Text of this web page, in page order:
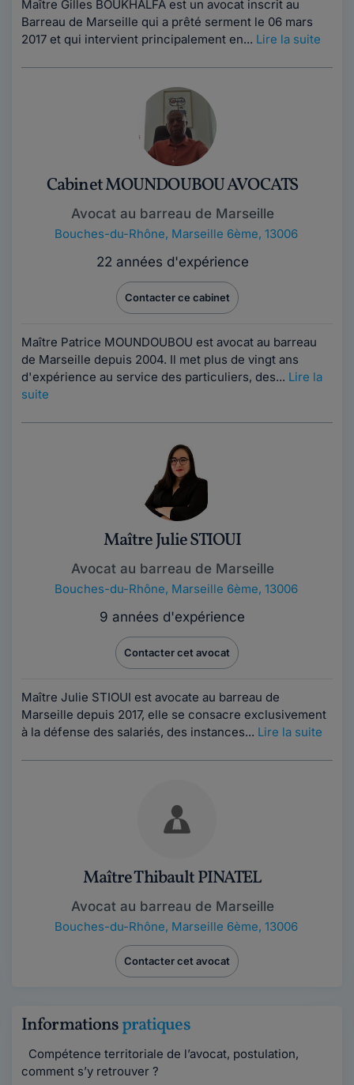
Maître Gilles BOUKHALFA est un avocat inscrit au
Barreau de Marseille qui a prêté serment le 06 mars
2017 et qui intervient principalement en... Lire la suite
Cabinet MOUNDOUBOU AVOCATS
Avocat au barreau de Marseille
Bouches-du-Rhône, Marseille 6ème, 13006
22 années d'expérience
Contacter ce cabinet
Maître Patrice MOUNDOUBOU est avocat au barreau
de Marseille depuis 2004. Il met plus de vingt ans
d'expérience au service des particuliers, des... Lire la
suite
Maître Julie STIOUI
Avocat au barreau de Marseille
Bouches-du-Rhône, Marseille 6ème, 13006
9 années d'expérience
Contacter cet avocat
Maître Julie STIOUI est avocate au barreau de
Marseille depuis 2017, elle se consacre exclusivement
à la défense des salariés, des instances... Lire la suite
Maître Thibault PINATEL
Avocat au barreau de Marseille
Bouches-du-Rhône, Marseille 6ème, 13006
Contacter cet avocat
Informationspratiques
Compétence territoriale de l’avocat, postulation,
comment s’y retrouver ?